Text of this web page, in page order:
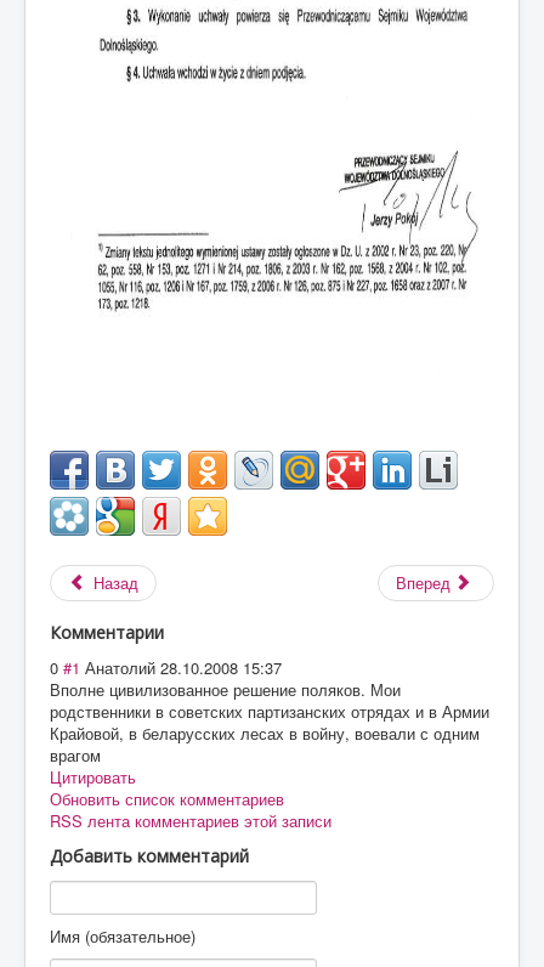
Назад Вперед
Комментарии
0 #1 Анатолий 28.10.2008 15:37
Вполне цивилизованное решение поляков. Мои
родственники в советских партизанских отрядах и в Армии
Крайовой, в беларусских лесах в войну, воевали с одним
врагом
Цитировать
Обновить список комментариев
RSS лента комментариев этой записи
Добавить комментарий
Имя (обязательное)